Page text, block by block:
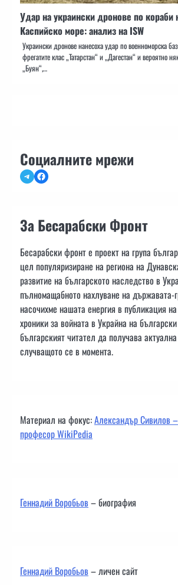
Удар на украински дронове по
Каспийско море: анализ на ISW
Украински дронове нанесоха удар по военноморска
фрегатите клас „Татарстан“ и „Дагестан“ и вероятно
„Буян“,…
Социалните мрежи
TelegramFacebook
За Бесарабски Фронт
Бесарабски фронт е проект на група
цел популяризиране на региона на
развитие на българското наследство в
пълномащабното нахлуване на държавата-
насочихме нашата енергия в публикация
хроники за войната в Украйна на
българският читател да получава
случващото се в момента.
Материал на фокус:Александър Сивилов
професор WikiPedia
Геннадий Воробьов– биография
Геннадий Воробьов– личен сайт